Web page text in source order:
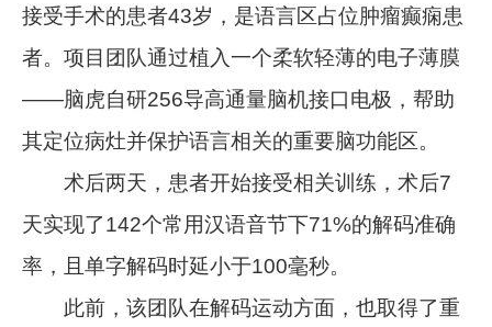
接受手术的患者43岁，是语言区占位肿瘤癫痫患
者。项目团队通过植入一个柔软轻薄的电子薄膜
——脑虎自研256导高通量脑机接口电极，帮助
其定位病灶并保护语言相关的重要脑功能区。
术后两天，患者开始接受相关训练，术后7
天实现了142个常用汉语音节下71%的解码准确
率，且单字解码时延小于100毫秒。
此前，该团队在解码运动方面，也取得了重